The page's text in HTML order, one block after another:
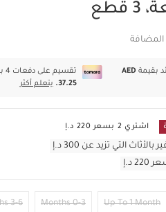
المضافة
AED
تقسيم على دفعات 4 بدون فوائد بقيمة
37.25.
يتعلم أكثر
اشتري 2 بسعر 220 د.إ
التي تزيد عن 300 د.إ
Up To 1 Month
0-3 Months
3-6 Months